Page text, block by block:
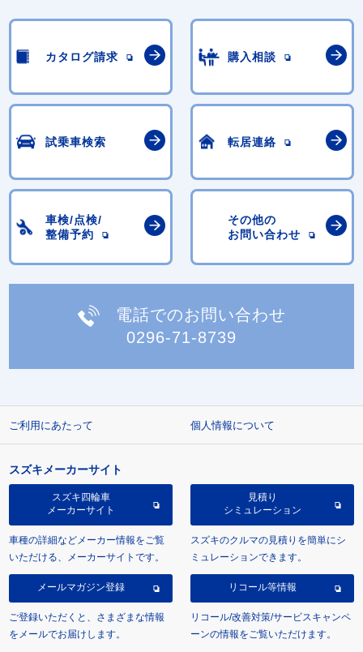
カタログ請求 購入相談
試乗車検索 転居連絡
車検/点検/
整備予約
その他の
お問い合わせ
電話でのお問い合わせ
0296-71-8739
ご利用にあたって 個人情報について
スズキメーカーサイト
スズキ四輪車
メーカーサイト
車種の詳細などメーカー情報をご覧
いただける、メーカーサイトです。
見積り
シミュレーション
スズキのクルマの見積りを簡単にシ
ミュレーションできます。
メールマガジン登録
ご登録いただくと、さまざまな情報
をメールでお届けします。
リコール等情報
リコール/改善対策/サービスキャンペ
ーンの情報をご覧いただけます。